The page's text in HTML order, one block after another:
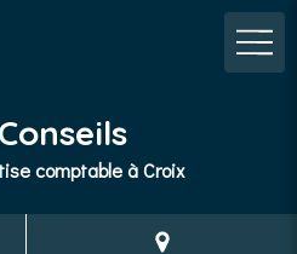
comptable à Croix